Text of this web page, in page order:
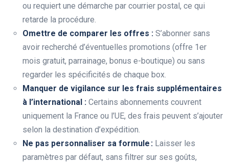
ou requiert une démarche par courrier postal, ce qui
retarde la procédure.
Omettre de comparer les offres : S’abonner sans
avoir recherché d’éventuelles promotions (offre 1er
mois gratuit, parrainage, bonus e-boutique) ou sans
regarder les spécificités de chaque box.
Manquer de vigilance sur les frais supplémentaires
à l’international : Certains abonnements couvrent
uniquement la France ou l’UE, des frais peuvent s’ajouter
selon la destination d’expédition.
Ne pas personnaliser sa formule : Laisser les
paramètres par défaut, sans filtrer sur ses goûts,